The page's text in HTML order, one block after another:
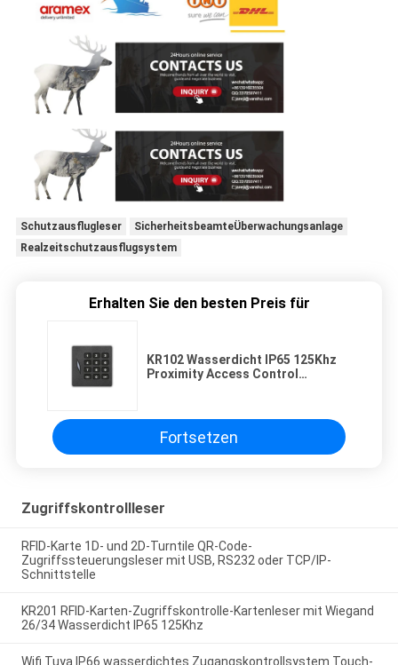
Schutzausflugleser
SicherheitsbeamteÜberwachungsanlage
Realzeitschutzausflugsystem
Erhalten Sie den besten Preis für
KR102 Wasserdicht IP65 125Khz
Proximity Access Control
Fortsetzen
Zugriffskontrollleser
RFID-Karte 1D- und 2D-Turntile QR-Code-
Zugriffssteuerungsleser mit USB, RS232 oder TCP/IP-
Schnittstelle
KR201 RFID-Karten-Zugriffskontrolle-Kartenleser mit Wiegand
26/34 Wasserdicht IP65 125Khz
Wifi Tuya IP66 wasserdichtes Zugangskontrollsystem Touch-